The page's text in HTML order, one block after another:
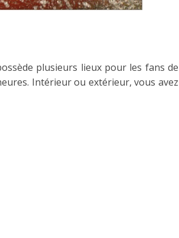
plusieurs lieux pour les fans de
Intérieur ou extérieur, vous avez